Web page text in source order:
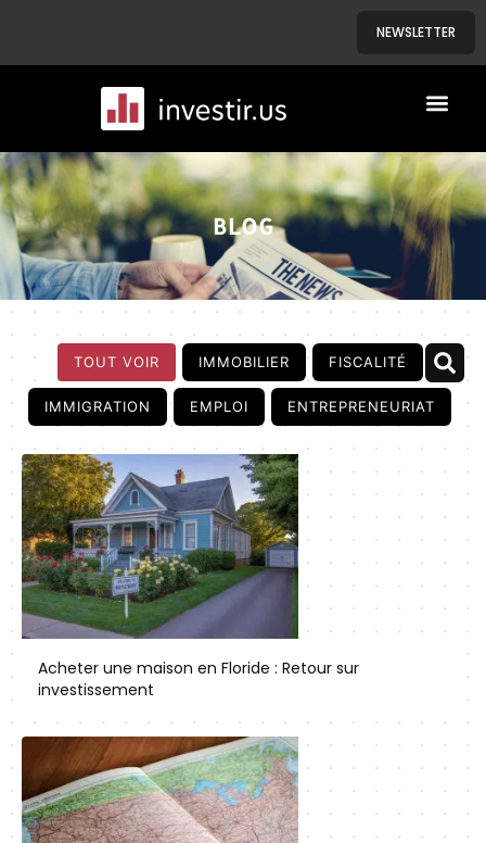
NEWSLETTER
BLOG
TOUT VOIR IMMOBILIER FISCALITÉ
IMMIGRATION EMPLOI ENTREPRENEURIAT
Acheter une maison en Floride : Retour sur
investissement